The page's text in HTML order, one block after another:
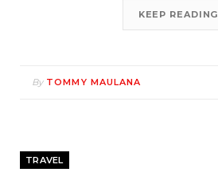
KEEP READING
By TOMMY MAULANA
TRAVEL